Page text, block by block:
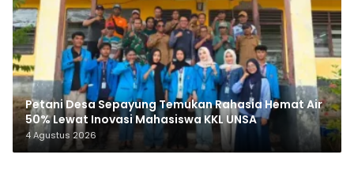
Petani Desa Sepayung Temukan Rahasia Hemat Air
50% Lewat Inovasi Mahasiswa KKL UNSA
4 Agustus 2026